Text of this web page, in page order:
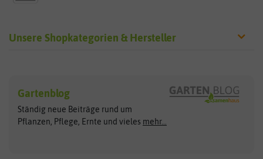
Unsere Shopkategorien & Hersteller
Exotische Samen
Gemüsesamen
Gründünger
Arche Noah
ASB Greenworld
Clever Pots
COMPO
Gartenblog
Ständig neue Beiträge rund um
Pflanzen, Pflege, Ernte und vieles mehr...